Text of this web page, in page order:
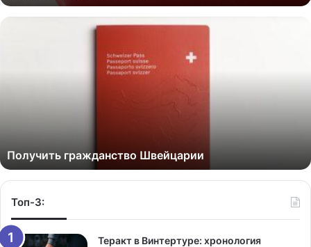
Получить гражданство Швейцарии
Топ-3:
Теракт в Винтертуре: хронология